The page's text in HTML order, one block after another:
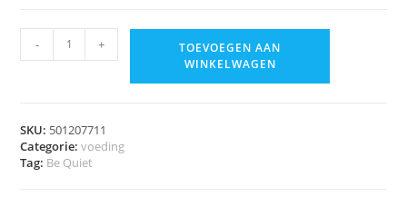
- +
TOEVOEGEN AAN
WINKELWAGEN
SKU: 501207711
Categorie:voeding
Tag: Be Quiet